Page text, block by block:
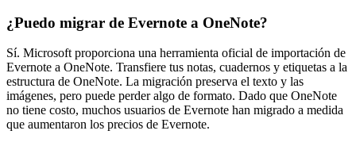
¿Puedo migrar de Evernote a OneNote?
Sí. Microsoft proporciona una herramienta oficial de importación de
Evernote a OneNote. Transfiere tus notas, cuadernos y etiquetas a la
estructura de OneNote. La migración preserva el texto y las
imágenes, pero puede perder algo de formato. Dado que OneNote
no tiene costo, muchos usuarios de Evernote han migrado a medida
que aumentaron los precios de Evernote.